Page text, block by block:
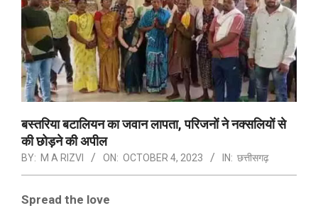
बस्तरिया बटालियन का जवान लापता, परिजनों ने नक्सलियों से
की छोड़ने की अपील
BY: M A RIZVI ON: OCTOBER 4, 2023 IN: छत्तीसगढ़
Spread the love